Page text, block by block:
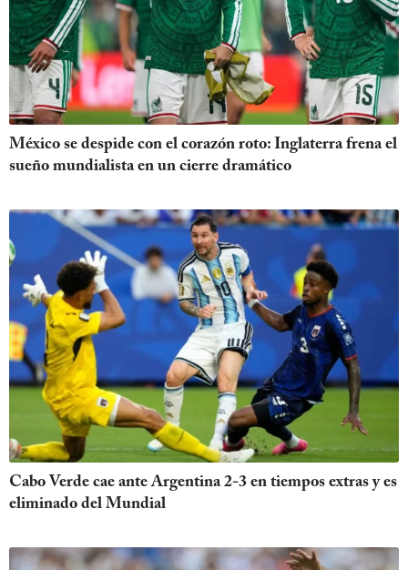
México se despide con el corazón roto: Inglaterra frena el
sueño mundialista en un cierre dramático
Cabo Verde cae ante Argentina 2-3 en tiempos extras y es
eliminado del Mundial